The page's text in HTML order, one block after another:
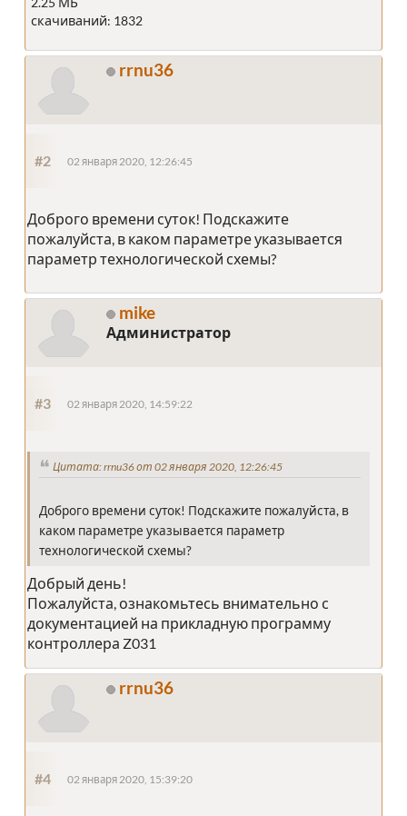
скачиваний: 1832
rrnu36
#2 02 января 2020, 12:26:45
Доброго времени суток! Подскажите
пожалуйста, в каком параметре указывается
параметр технологической схемы?
mike
Администратор
#3 02 января 2020, 14:59:22
Цитата: rrnu36 от 02 января 2020, 12:26:45
Доброго времени суток! Подскажите пожалуйста, в
каком параметре указывается параметр
технологической схемы?
Добрый день!
Пожалуйста, ознакомьтесь внимательно с
документацией на прикладную программу
контроллера Z031
rrnu36
#4 02 января 2020, 15:39:20